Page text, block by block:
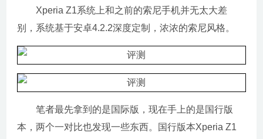
Xperia Z1系统上和之前的索尼手机并无太大差
别，系统基于安卓4.2.2深度定制，浓浓的索尼风格。
笔者最先拿到的是国际版，现在手上的是国行版
本，两个一对比也发现一些东西。国行版本Xperia Z1